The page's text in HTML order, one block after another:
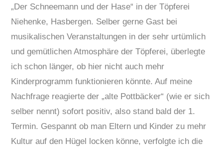
„Der Schneemann und der Hase“ in der Töpferei
Niehenke, Hasbergen. Selber gerne Gast bei
musikalischen Veranstaltungen in der sehr urtümlich
und gemütlichen Atmosphäre der Töpferei, überlegte
ich schon länger, ob hier nicht auch mehr
Kinderprogramm funktionieren könnte. Auf meine
Nachfrage reagierte der „alte Pottbäcker“ (wie er sich
selber nennt) sofort positiv, also stand bald der 1.
Termin. Gespannt ob man Eltern und Kinder zu mehr
Kultur auf den Hügel locken könne, verfolgte ich die